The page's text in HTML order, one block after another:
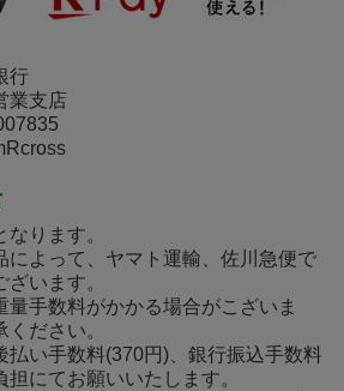
行
支店
ります。
よって、ヤマト運輸、佐川急便で
います。
手数料がかかる場合がこざいま
ださい。
い手数料(370円)、銀行振込手数料
にてお願いいたします。